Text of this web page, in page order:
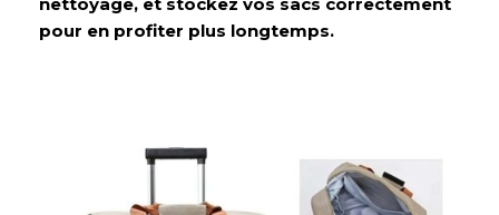
nettoyage, et stockez vos sacs correctement
pour en profiter plus longtemps.